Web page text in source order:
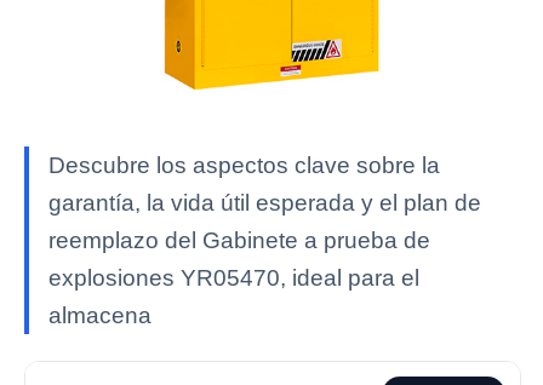
Descubre los aspectos clave sobre la
garantía, la vida útil esperada y el plan de
reemplazo del Gabinete a prueba de
explosiones YR05470, ideal para el
almacena